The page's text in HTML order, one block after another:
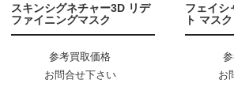
スキンシグネチャー3D リデ
ファイニングマスク
参考買取価格
お問合せ下さい
フェイシ
ト マス
お